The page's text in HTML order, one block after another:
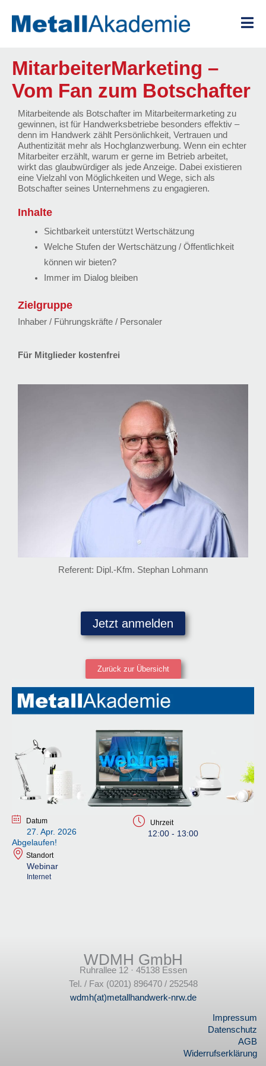
Inhalt
springen
MitarbeiterMarketing –
Vom Fan zum Botschafter
Mitarbeitende als Botschafter im Mitarbeitermarketing zu
gewinnen, ist für Handwerksbetriebe besonders effektiv –
denn im Handwerk zählt Persönlichkeit, Vertrauen und
Authentizität mehr als Hochglanzwerbung. Wenn ein echter
Mitarbeiter erzählt, warum er gerne im Betrieb arbeitet,
wirkt das glaubwürdiger als jede Anzeige. Dabei existieren
eine Vielzahl von Möglichkeiten und Wege, sich als
Botschafter seines Unternehmens zu engagieren.
Inhalte
Sichtbarkeit unterstützt Wertschätzung
Welche Stufen der Wertschätzung / Öffentlichkeit
können wir bieten?
Immer im Dialog bleiben
Zielgruppe
Inhaber / Führungskräfte / Personaler
Für Mitglieder kostenfrei
Referent: Dipl.-Kfm. Stephan Lohmann
Jetzt anmelden
Zurück zur Übersicht
Datum
27. Apr. 2026
Abgelaufen!
Uhrzeit
12:00 - 13:00
Standort
Webinar
Internet
WDMH GmbH
Ruhrallee 12 · 45138 Essen
Tel. / Fax (0201) 896470 / 252548
wdmh(at)metallhandwerk-nrw.de
Impressum
Datenschutz
AGB
Widerrufserklärung